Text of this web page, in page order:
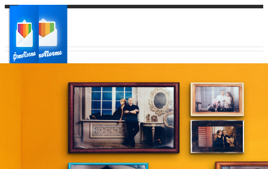
Ваш регион доставки
Выберите из списка: